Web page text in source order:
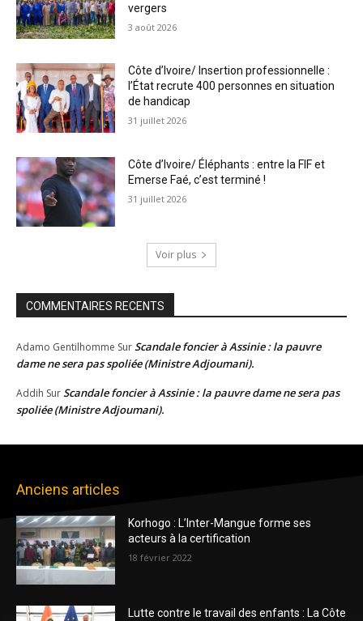
vergers
3 août 2026
Côte d’Ivoire/ Insertion professionnelle :
l’État recrute 400 personnes en situation
de handicap
31 juillet 2026
Côte d’Ivoire/ Éléphants : entre la FIF et
Emerse Faé, c’est terminé !
31 juillet 2026
Voir plus
COMMENTAIRES RECENTS
Adamo Gentilhomme SurScandale foncier à Assinie : la pauvre
dame ne sera pas spoliée (Ministre Adjoumani).
Addih SurScandale foncier à Assinie : la pauvre dame ne sera pas
spoliée (Ministre Adjoumani).
Anciens articles
Korhogo : L’Inter-Mangue forme ses
acteurs à la certification
18 février 2022
Lutte contre le travail des enfants : La Côte